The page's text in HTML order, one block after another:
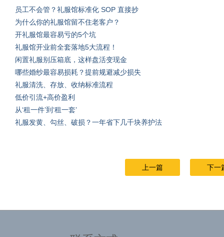
员工不会管？礼服馆标准化 SOP 直接抄
为什么你的礼服馆留不住老客户？
开礼服馆最容易亏的5个坑
礼服馆开业前全套落地5大流程！
闲置礼服别压箱底，这样盘活变现金
哪些婚纱最容易损耗？提前规避减少损失
礼服清洗、存放、收纳标准流程
低价引流+高价盈利
从‘租一件’到‘租一套’
礼服发黄、勾丝、破损？一年省下几千块养护法
上一篇 下一